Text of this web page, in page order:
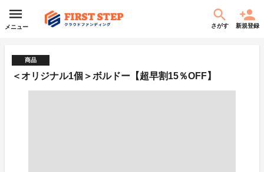
メニュー さがす 新規登録
商品
＜オリジナル1個＞ボルドー【超早割15％OFF】